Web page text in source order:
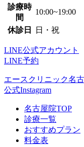
診療時
間
10:00~19:00
休診日 日・祝
LINE公式アカウント
LINE予約
エースクリニック名
公式Instagram
名古屋院TOP
診療一覧
おすすめプラン
料金表